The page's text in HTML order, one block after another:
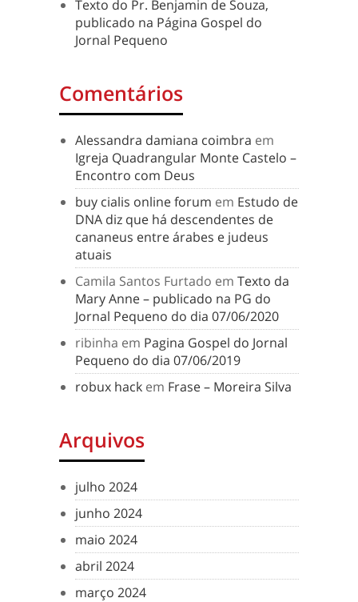
Texto do Pr. Benjamin de Souza,
publicado na Página Gospel do
Jornal Pequeno
Comentários
Alessandra damiana coimbra em
Igreja Quadrangular Monte Castelo –
Encontro com Deus
buy cialis online forum em Estudo de
DNA diz que há descendentes de
cananeus entre árabes e judeus
atuais
Camila Santos Furtado em Texto da
Mary Anne – publicado na PG do
Jornal Pequeno do dia 07/06/2020
ribinha em Pagina Gospel do Jornal
Pequeno do dia 07/06/2019
robux hack em Frase – Moreira Silva
Arquivos
julho 2024
junho 2024
maio 2024
abril 2024
março 2024